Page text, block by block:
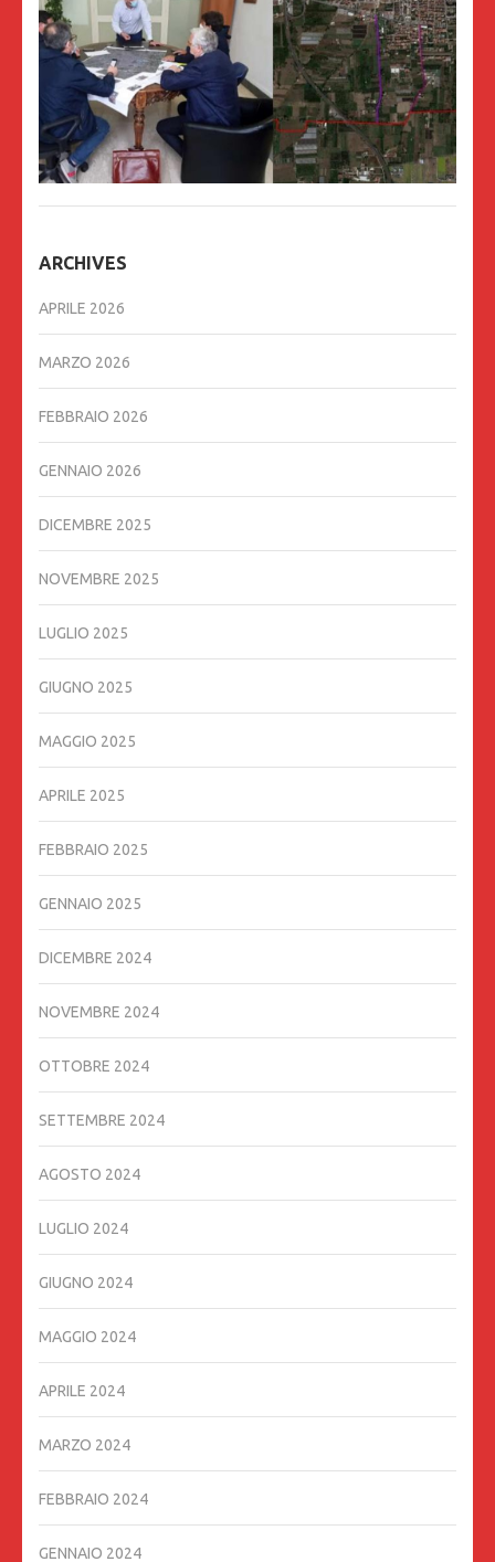
ARCHIVES
APRILE 2026
MARZO 2026
FEBBRAIO 2026
GENNAIO 2026
DICEMBRE 2025
NOVEMBRE 2025
LUGLIO 2025
GIUGNO 2025
MAGGIO 2025
APRILE 2025
FEBBRAIO 2025
GENNAIO 2025
DICEMBRE 2024
NOVEMBRE 2024
OTTOBRE 2024
SETTEMBRE 2024
AGOSTO 2024
LUGLIO 2024
GIUGNO 2024
MAGGIO 2024
APRILE 2024
MARZO 2024
FEBBRAIO 2024
GENNAIO 2024